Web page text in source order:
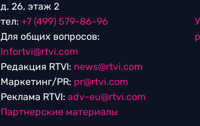
д. 26, этаж 2
тел: +7 (499) 579-86-96
Для общих вопросов:
Infortvi@rtvi.com
Редакция RTVI: news@rtvi.com
Маркетинг/PR: pr@rtvi.com
Реклама RTVI: adv-eu@rtvi.com
Партнерские материалы